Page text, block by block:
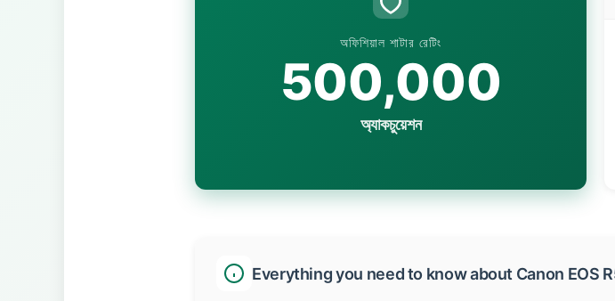
অফিশিয়াল শাটার রেটিং
500,000
অ্যাকচুয়েশন
Everything you need to know about Canon EOS